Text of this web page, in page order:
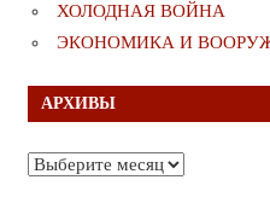
ХОЛОДНАЯ ВОЙНА
ЭКОНОМИКА И
АРХИВЫ
Архивы